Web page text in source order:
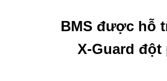
BMS được hỗ
X-Guard đột